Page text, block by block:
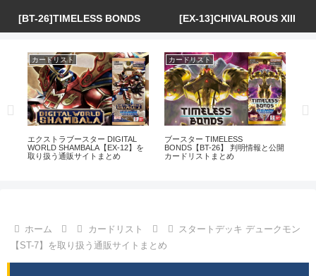
[BT-26]TIMELESS BONDS [EX-13]CHIVALROUS XIII
カードリスト
エクストラブースター DIGITAL
WORLD SHAMBALA【EX-12】を
取り扱う通販サイトまとめ
カードリスト
ブースター TIMELESS
BONDS【BT-26】 判明情報と公開
カードリストまとめ
ホーム カードリスト
スタートデッキ デュークモン
【ST-7】を取り扱う通販サイトまとめ